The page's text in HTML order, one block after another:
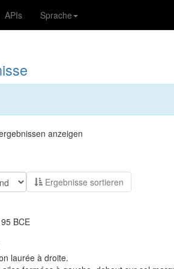
APIs Sprache
anzeigen
Ergebnisse sortieren
BCE
laurée à droite.